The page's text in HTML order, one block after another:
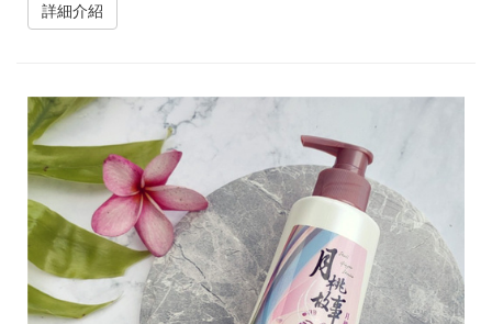
詳細介紹